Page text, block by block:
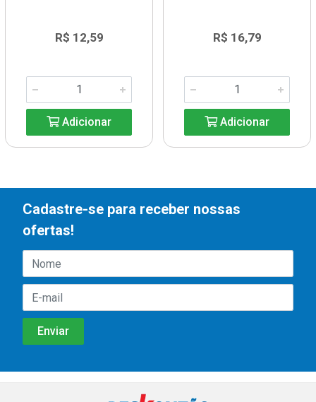
R$ 12,59
Adicionar
R$ 16,79
Adicionar
Cadastre-se para receber nossas
ofertas!